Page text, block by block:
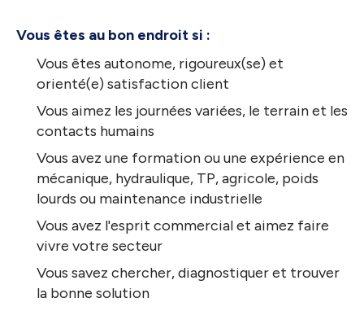
Vous êtes au bon endroit si :
Vous êtes autonome, rigoureux(se) et
orienté(e) satisfaction client
Vous aimez les journées variées, le terrain et les
contacts humains
Vous avez une formation ou une expérience en
mécanique, hydraulique, TP, agricole, poids
lourds ou maintenance industrielle
Vous avez l'esprit commercial et aimez faire
vivre votre secteur
Vous savez chercher, diagnostiquer et trouver
la bonne solution